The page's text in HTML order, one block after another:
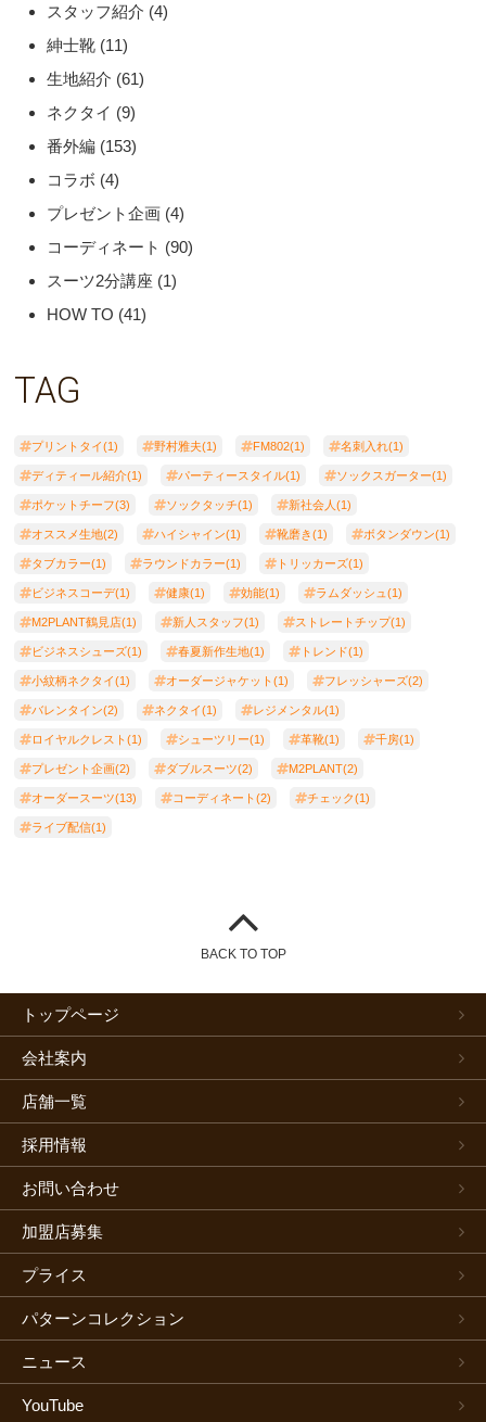
スタッフ紹介 (4)
紳士靴 (11)
生地紹介 (61)
ネクタイ (9)
番外編 (153)
コラボ (4)
プレゼント企画 (4)
コーディネート (90)
スーツ2分講座 (1)
HOW TO (41)
TAG
プリントタイ(1) 野村雅夫(1) FM802(1) 名刺入れ(1)
ディティール紹介(1) パーティースタイル(1) ソックスガーター(1)
ポケットチーフ(3) ソックタッチ(1) 新社会人(1)
オススメ生地(2) ハイシャイン(1) 靴磨き(1) ボタンダウン(1)
タブカラー(1) ラウンドカラー(1) トリッカーズ(1)
ビジネスコーデ(1) 健康(1) 効能(1) ラムダッシュ(1)
M2PLANT鶴見店(1) 新人スタッフ(1) ストレートチップ(1)
ビジネスシューズ(1) 春夏新作生地(1) トレンド(1)
小紋柄ネクタイ(1) オーダージャケット(1) フレッシャーズ(2)
バレンタイン(2) ネクタイ(1) レジメンタル(1)
ロイヤルクレスト(1) シューツリー(1) 革靴(1) 千房(1)
プレゼント企画(2) ダブルスーツ(2) M2PLANT(2)
オーダースーツ(13) コーディネート(2) チェック(1)
ライブ配信(1)
BACK TO TOP
トップページ
会社案内
店舗一覧
採用情報
お問い合わせ
加盟店募集
プライス
パターンコレクション
ニュース
YouTube